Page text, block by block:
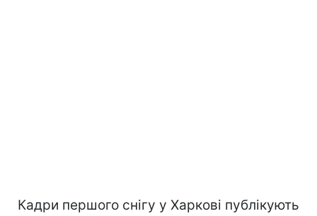
Кадри першого снігу у Харкові публікують